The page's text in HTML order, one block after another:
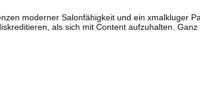
moderner Salonfähigkeit und ein xmalkluger
als sich mit Content aufzuhalten.